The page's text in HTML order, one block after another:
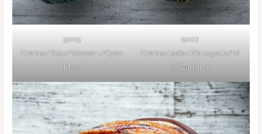
5005
Creme/Blau/Wasser-/Cyan
blau
5007
Creme/Jade/Zitrusgelb/Mi
nt/Zartgrün